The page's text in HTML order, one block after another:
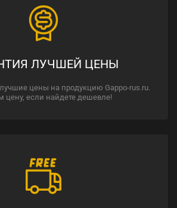
ЛУЧШЕЙ ЦЕНЫ
цены на продукцию Gappo-rus.ru.
цену, если найдете дешевле!